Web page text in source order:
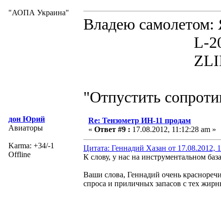
"АОПА Украина"
Владею
L-200D
ZLIN 526
"Отпустить
дон Юрий
Авиаторы
Karma: +34/-1
Offline
Re: Тензометр ИН-11 продам
« Ответ #9 : 17.08.2012, 11:12:28 am »
Цитата: Геннадий Хазан от 17.08.2012,
К слову, у нас на инструментальном
Ваши слова, Геннадий очень
спроса и приличных запасов с тех